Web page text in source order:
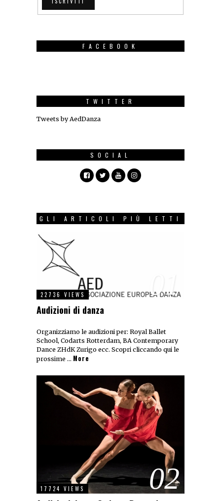
FACEBOOK
TWITTER
Tweets by AedDanza
SOCIAL
GLI ARTICOLI PIÙ LETTI
01
22736 VIEWS
Audizioni di danza
Organizziamo le audizioni per: Royal Ballet
School, Codarts Rotterdam, BA Contemporary
Dance ZHdK Zurigo ecc. Scopri cliccando qui le
prossime … More
02
17724 VIEWS